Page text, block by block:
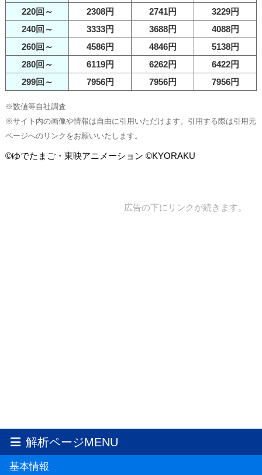
220回～ 2308円 2741円
3229円
240回～
3333円 3688円
4088円
260回～
4586円 4846円
5138円
280回～
6119円 6262円
6422円
299回～
7956円 7956円 7956円
※数値等自社調査
※サイト内の画像や情報は自由に引用いただけます。引用する際は引用元
ページへのリンクをお願いいたします。
©ゆでたまご・東映アニメーション ©KYORAKU
広告の下にリンクが続きます。
解析ページMENU
基本情報